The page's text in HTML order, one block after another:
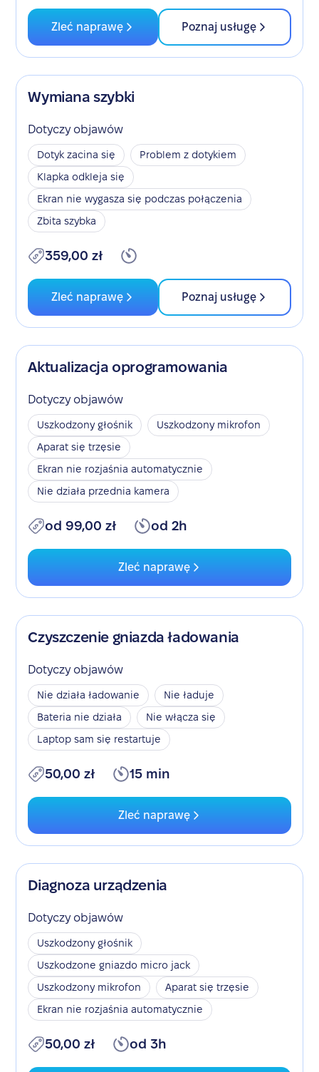
Zleć naprawę Poznaj usługę
Wymiana szybki
Dotyczy objawów
Dotyk zacina się
Problem z dotykiem
Klapka odkleja się
Ekran nie wygasza się podczas połączenia
Zbita szybka
359,00 zł
Zleć naprawę Poznaj usługę
Aktualizacja oprogramowania
Dotyczy objawów
Uszkodzony głośnik
Uszkodzony mikrofon
Aparat się trzęsie
Ekran nie rozjaśnia automatycznie
Nie działa przednia kamera
od 99,00 zł od 2h
Zleć naprawę
Czyszczenie gniazda ładowania
Dotyczy objawów
Nie działa ładowanie
Nie ładuje
Bateria nie działa
Nie włącza się
Laptop sam się restartuje
50,00 zł 15 min
Zleć naprawę
Diagnoza urządzenia
Dotyczy objawów
Uszkodzony głośnik
Uszkodzone gniazdo micro jack
Uszkodzony mikrofon
Aparat się trzęsie
Ekran nie rozjaśnia automatycznie
50,00 zł od 3h